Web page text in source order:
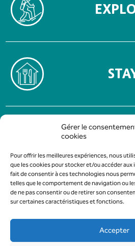
Gérer le
cookies
Pour offrir les meilleures expériences, nous
que les cookies pour stocker et/ou accéder
fait de consentir à ces technologies nous
telles que le comportement de navigation ou
de ne pas consentir ou de retirer son
sur certaines caractéristiques et fonctions.
Accepter
TERMS OF
PRIVACY